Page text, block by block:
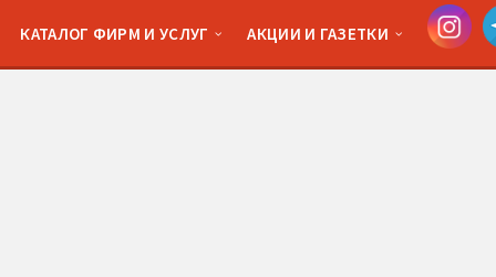
КАТАЛОГ ФИРМ И УСЛУГ АКЦИИ И ГАЗЕТКИ